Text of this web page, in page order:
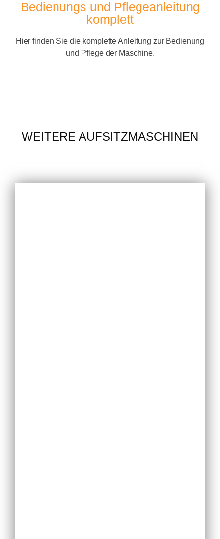
Bedienungs und Pflegeanleitung
komplett
Hier finden Sie die komplette Anleitung zur Bedienung
und Pflege der Maschine.
WEITERE AUFSITZMASCHINEN